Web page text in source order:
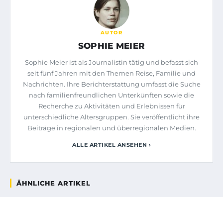
AUTOR
SOPHIE MEIER
Sophie Meier ist als Journalistin tätig und befasst sich
seit fünf Jahren mit den Themen Reise, Familie und
Nachrichten. Ihre Berichterstattung umfasst die Suche
nach familienfreundlichen Unterkünften sowie die
Recherche zu Aktivitäten und Erlebnissen für
unterschiedliche Altersgruppen. Sie veröffentlicht ihre
Beiträge in regionalen und überregionalen Medien.
ALLE ARTIKEL ANSEHEN ›
ÄHNLICHE ARTIKEL